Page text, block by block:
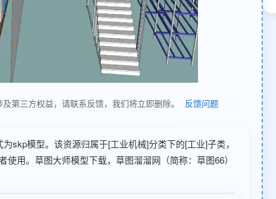
第三方权益，请联系反馈，我们将立即删除。 反馈问题
skp模型。该资源归属于[工业机械]分类下的[工业]子类，
用。草图大师模型下载，草图溜溜网（简称：草图66）